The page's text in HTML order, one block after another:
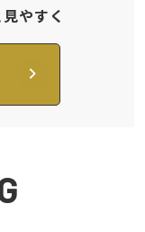
やすく